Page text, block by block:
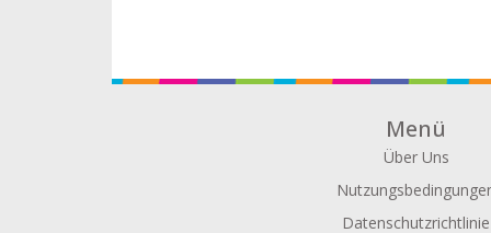
Menü
Über Uns
Datenschutzrichtlinie